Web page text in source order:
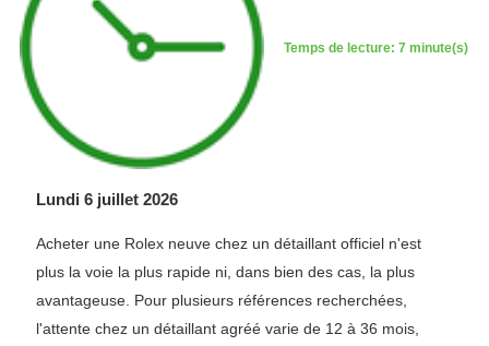
Temps de lecture: 7 minute(s)
Lundi 6 juillet 2026
Acheter une Rolex neuve chez un détaillant officiel n'est
plus la voie la plus rapide ni, dans bien des cas, la plus
avantageuse. Pour plusieurs références recherchées,
l'attente chez un détaillant agréé varie de 12 à 36 mois,